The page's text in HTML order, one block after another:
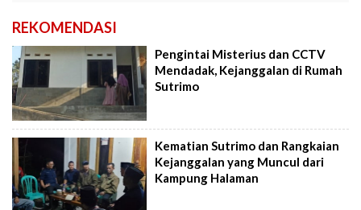
REKOMENDASI
Pengintai Misterius dan CCTV
Mendadak, Kejanggalan di Rumah
Sutrimo
Kematian Sutrimo dan Rangkaian
Kejanggalan yang Muncul dari
Kampung Halaman